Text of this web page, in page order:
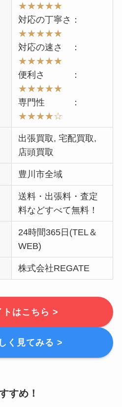
★★★★★
対応の丁寧さ：
★★★★★
対応の速さ ：
★★★★★
便利さ ：
★★★★★
専門性 ：
★★★★☆
出張買取, 宅配買取,
店頭買取
豊川市全域
送料・出張料・査定
料などすべて無料！
24時間365日(TEL＆
WEB)
株式会社REGATE
トはこちら >
く見てみる >
すめ！